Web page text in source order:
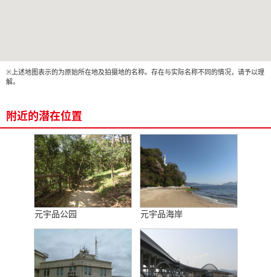
※上述地图表示的为原始所在地及拍摄地的名称。存在与实际名称不同的情况，请予以理
解。
附近的潜在位置
元宇品公园 元宇品海岸